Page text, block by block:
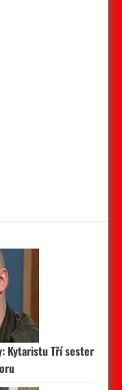
Kytaristu Tří sester